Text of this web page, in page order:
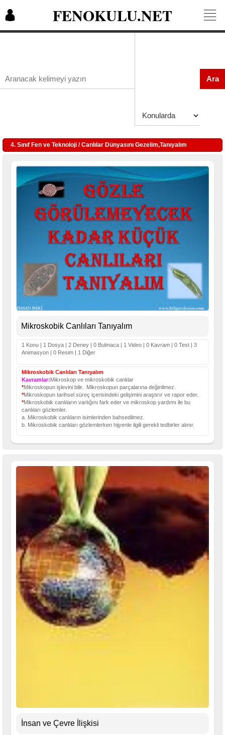
FENOKULU.NET
Ara
4. Sınıf Fen ve Teknoloji / Canlılar Dünyasını Gezelim,Tanıyalım
Mikroskobik Canlıları Tanıyalım
1 Konu | 1 Dosya | 2 Deney | 0 Bulmaca | 1 Video | 0 Kavram | 0 Test | 3
Animasyon | 0 Resim | 1 Diğer
Mikroskobik Canlıları Tanıyalım
Kavramlar:Mikroskop ve mikroskobik canlılar
*Mikroskopun işlevini bilir. Mikroskopun parçalarına değinilmez.
*Mikroskopun tarihsel süreç içerisindeki gelişimini araştırır ve rapor eder.
*Mikroskobik canlıların varlığını fark eder ve mikroskop yardımı ile bu
canlıları gözlemler.
a. Mikroskobik canlıların isimlerinden bahsedilmez.
b. Mikroskobik canlıları gözlemlerken hijyenle ilgili gerekli tedbirler alınır.
İnsan ve Çevre İlişkisi